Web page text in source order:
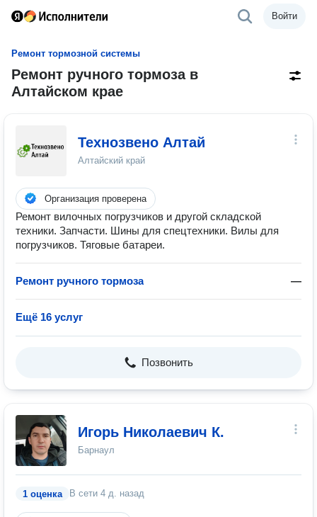
Войти
Ремонт тормозной системы
Ремонт ручного тормоза в
Алтайском крае
Технозвено Алтай
Алтайский край
Организация проверена
Ремонт вилочных погрузчиков и другой складской
техники. Запчасти. Шины для спецтехники. Вилы для
погрузчиков. Тяговые батареи.
Ремонт ручного тормоза —
Ещё 16 услуг
Позвонить
Игорь Николаевич К.
Барнаул
1 оценка В сети 4 д. назад